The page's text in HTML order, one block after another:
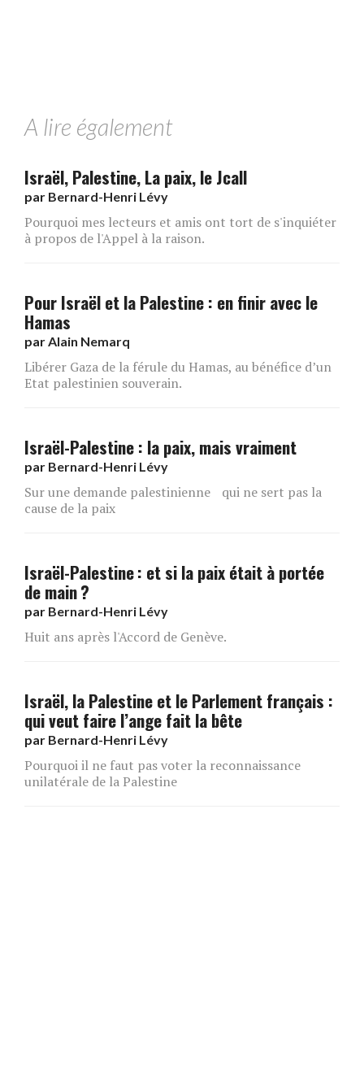
A lire également
Israël, Palestine, La paix, le Jcall
par Bernard-Henri Lévy
Pourquoi mes lecteurs et amis ont tort de s'inquiéter
à propos de l'Appel à la raison.
Pour Israël et la Palestine : en finir avec le
Hamas
parAlain Nemarq
Libérer Gaza de la férule du Hamas, au bénéfice d’un
Etat palestinien souverain.
Israël-Palestine : la paix, mais vraiment
par Bernard-Henri Lévy
Sur une demande palestinienne qui ne sert pas la
cause de la paix
Israël-Palestine : et si la paix était à portée
de main ?
par Bernard-Henri Lévy
Huit ans après l'Accord de Genève.
Israël, la Palestine et le Parlement français :
qui veut faire l’ange fait la bête
par Bernard-Henri Lévy
Pourquoi il ne faut pas voter la reconnaissance
unilatérale de la Palestine